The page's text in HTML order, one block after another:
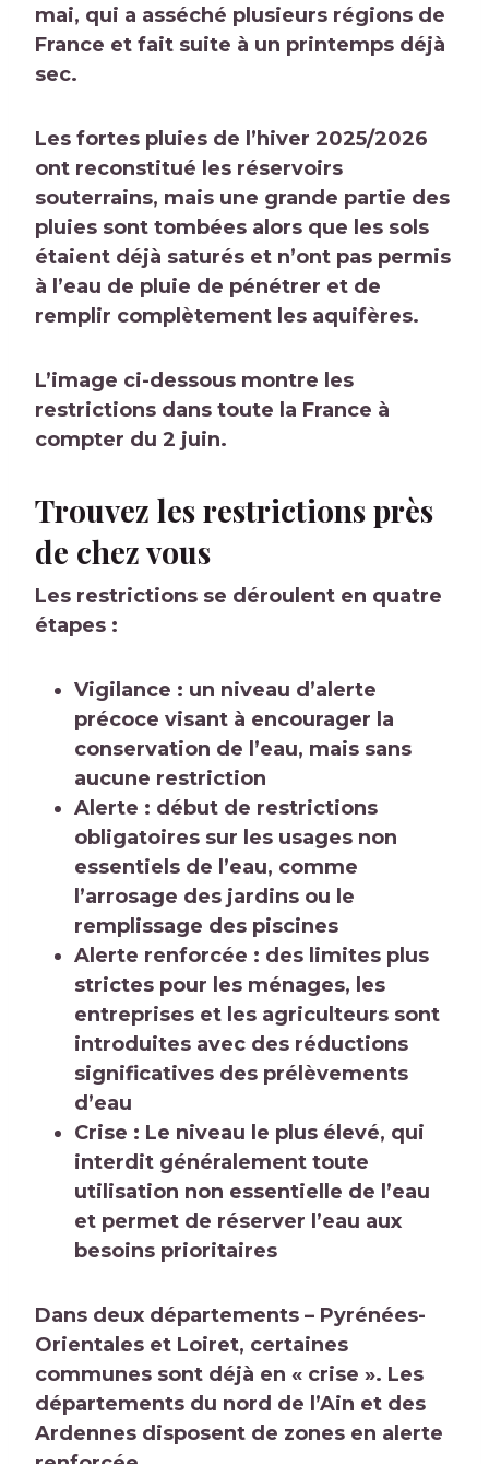
mai, qui a asséché plusieurs régions de
France et fait suite à un printemps déjà
sec.
Les fortes pluies de l’hiver 2025/2026
ont reconstitué les réservoirs
souterrains, mais une grande partie des
pluies sont tombées alors que les sols
étaient déjà saturés et n’ont pas permis
à l’eau de pluie de pénétrer et de
remplir complètement les aquifères.
L’image ci-dessous montre les
restrictions dans toute la France à
compter du 2 juin.
Trouvez les restrictions près
de chez vous
Les restrictions se déroulent en quatre
étapes :
Vigilance : un niveau d’alerte
précoce visant à encourager la
conservation de l’eau, mais sans
aucune restriction
Alerte : début de restrictions
obligatoires sur les usages non
essentiels de l’eau, comme
l’arrosage des jardins ou le
remplissage des piscines
Alerte renforcée : des limites plus
strictes pour les ménages, les
entreprises et les agriculteurs sont
introduites avec des réductions
significatives des prélèvements
d’eau
Crise : Le niveau le plus élevé, qui
interdit généralement toute
utilisation non essentielle de l’eau
et permet de réserver l’eau aux
besoins prioritaires
Dans deux départements – Pyrénées-
Orientales et Loiret, certaines
communes sont déjà en « crise ». Les
départements du nord de l’Ain et des
Ardennes disposent de zones en alerte